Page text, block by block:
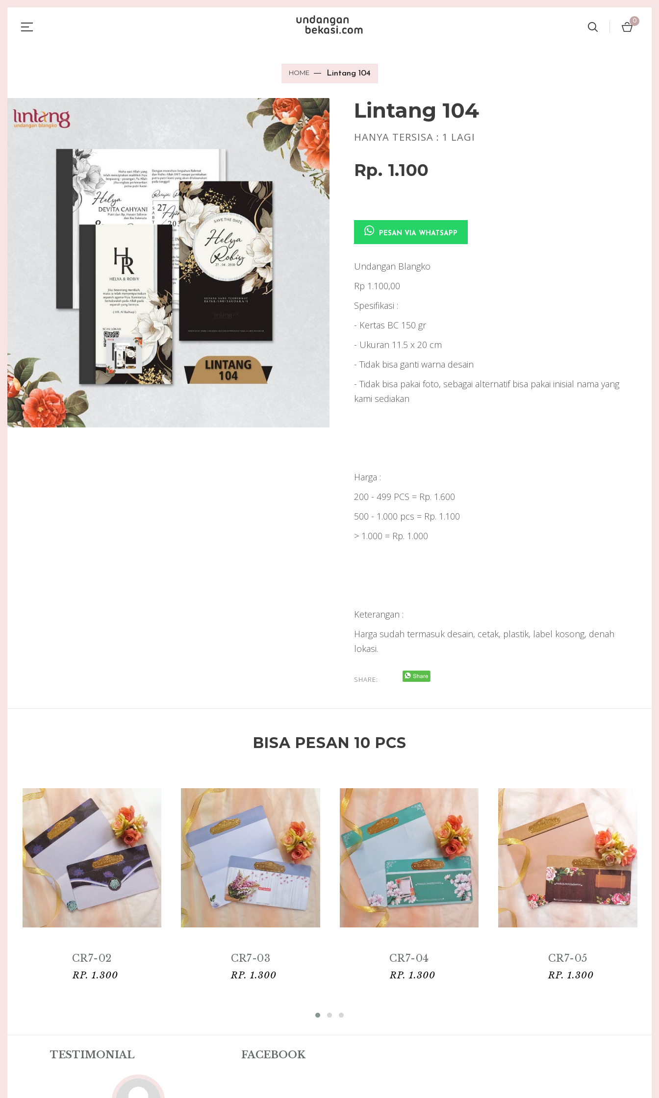
0
HOME Lintang 104
Lintang 104
HANYA TERSISA : 1 LAGI
Rp. 1.100
PESAN VIA WHATSAPP
Undangan Blangko
Rp 1.100,00
Spesifikasi :
- Kertas BC 150 gr
- Ukuran 11.5 x 20 cm
- Tidak bisa ganti warna desain
- Tidak bisa pakai foto, sebagai alternatif bisa pakai inisial nama yang
kami sediakan
Harga :
200 - 499 PCS = Rp. 1.600
500 - 1.000 pcs = Rp. 1.100
> 1.000 = Rp. 1.000
Keterangan :
Harga sudah termasuk desain, cetak, plastik, label kosong, denah
lokasi.
SHARE:
BISA PESAN 10 PCS
CR7-03
RP. 1.300
CR7-04
RP. 1.300
CR7-05
RP. 1.300
CR7-06
RP. 1.300
TESTIMONIAL FACEBOOK